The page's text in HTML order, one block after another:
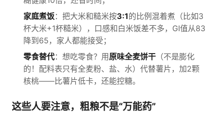
家庭煮饭：把大米和糙米按3:1的比例混着煮（比如3
杯大米+1杯糙米），口感和白米饭差不多，GI值从83
降到65，家人都能接受；
零食替代：想吃零食？用 原味全麦饼干 （不是膨化
的！配料表只有全麦粉、盐、水）代替薯片，加2颗
核桃——比薯片低卡，还能控糖。
这些人要注意，粗粮不是“万能药”